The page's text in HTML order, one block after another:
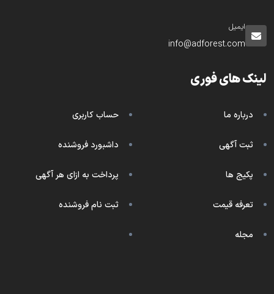
ایمیل
info@adforest.com
لینک های فوری
درباره ما
ثبت آگهی
پکیج ها
تعرفه قیمت
مجله
حساب کاربری
داشبورد فروشنده
پرداخت به ازای هر آگهی
ثبت نام فروشنده